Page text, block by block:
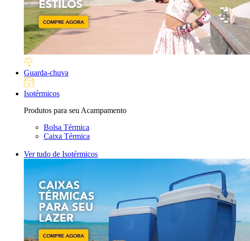
Guarda-chuva
Isotérmicos
Produtos para seu Acampamento
Bolsa Térmica
Caixa Térmica
Ver tudo de Isotérmicos